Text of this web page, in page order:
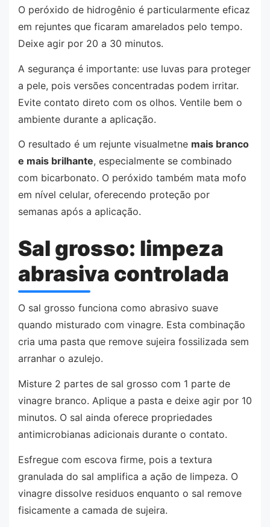
O peróxido de hidrogênio é particularmente eficaz
em rejuntes que ficaram amarelados pelo tempo.
Deixe agir por 20 a 30 minutos.
A segurança é importante: use luvas para proteger
a pele, pois versões concentradas podem irritar.
Evite contato direto com os olhos. Ventile bem o
ambiente durante a aplicação.
O resultado é um rejunte visualmetne mais branco
e mais brilhante, especialmente se combinado
com bicarbonato. O peróxido também mata mofo
em nível celular, oferecendo proteção por
semanas após a aplicação.
Sal grosso: limpeza
abrasiva controlada
O sal grosso funciona como abrasivo suave
quando misturado com vinagre. Esta combinação
cria uma pasta que remove sujeira fossilizada sem
arranhar o azulejo.
Misture 2 partes de sal grosso com 1 parte de
vinagre branco. Aplique a pasta e deixe agir por 10
minutos. O sal ainda oferece propriedades
antimicrobianas adicionais durante o contato.
Esfregue com escova firme, pois a textura
granulada do sal amplifica a ação de limpeza. O
vinagre dissolve residuos enquanto o sal remove
fisicamente a camada de sujeira.